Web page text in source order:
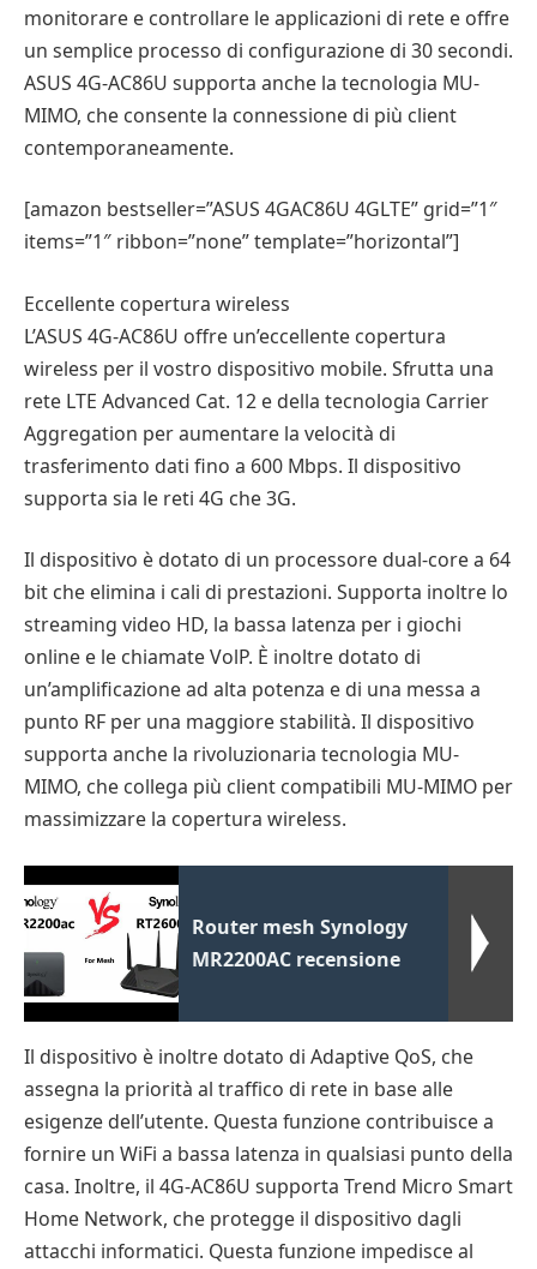
monitorare e controllare le applicazioni di rete e offre
un semplice processo di configurazione di 30 secondi.
ASUS 4G-AC86U supporta anche la tecnologia MU-
MIMO, che consente la connessione di più client
contemporaneamente.
[amazon bestseller=”ASUS 4GAC86U 4GLTE” grid=”1″
items=”1″ ribbon=”none” template=”horizontal”]
Eccellente copertura wireless
L’ASUS 4G-AC86U offre un’eccellente copertura
wireless per il vostro dispositivo mobile. Sfrutta una
rete LTE Advanced Cat. 12 e della tecnologia Carrier
Aggregation per aumentare la velocità di
trasferimento dati fino a 600 Mbps. Il dispositivo
supporta sia le reti 4G che 3G.
Il dispositivo è dotato di un processore dual-core a 64
bit che elimina i cali di prestazioni. Supporta inoltre lo
streaming video HD, la bassa latenza per i giochi
online e le chiamate VolP. È inoltre dotato di
un’amplificazione ad alta potenza e di una messa a
punto RF per una maggiore stabilità. Il dispositivo
supporta anche la rivoluzionaria tecnologia MU-
MIMO, che collega più client compatibili MU-MIMO per
massimizzare la copertura wireless.
Router mesh Synology
MR2200AC recensione
Il dispositivo è inoltre dotato di Adaptive QoS, che
assegna la priorità al traffico di rete in base alle
esigenze dell’utente. Questa funzione contribuisce a
fornire un WiFi a bassa latenza in qualsiasi punto della
casa. Inoltre, il 4G-AC86U supporta Trend Micro Smart
Home Network, che protegge il dispositivo dagli
attacchi informatici. Questa funzione impedisce al